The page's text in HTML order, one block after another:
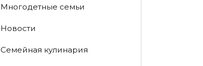
Многодетные семьи
Новости
Семейная кулинария